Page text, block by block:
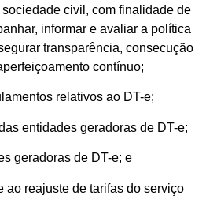
civil, com finalidade de
informar e avaliar a política
transparência, consecução
contínuo;
relativos ao DT-e;
entidades geradoras de DT-e;
geradoras de DT-e; e
ao reajuste de tarifas do serviço